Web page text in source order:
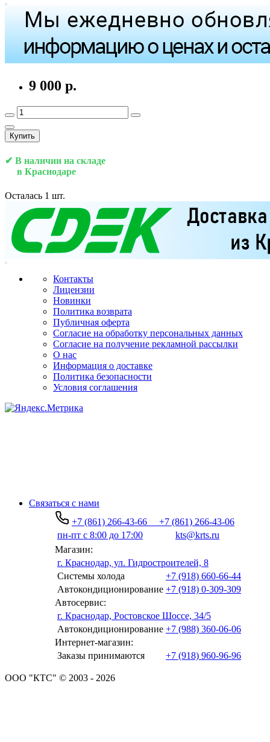
9 000 р.
Купить
✔ В наличии на складе
в Краснодаре
Осталась 1 шт.
Контакты
Лицензии
Новинки
Политика возврата
Публичная оферта
Согласие на обработку персональных данных
Согласие на получение рекламной рассылки
О нас
Информация о доставке
Политика безопасности
Условия соглашения
Связаться с нами
+7 (861) 266-43-66
+7 (861) 266-43-06
пн-пт с 8:00 до 17:00
kts@krts.ru
Магазин:
г. Краснодар, ул. Гидростроителей, 8
Системы холода
+7 (918) 660-66-44
Автокондиционирование +7 (918) 0-309-309
Автосервис:
г. Краснодар, Ростовское Шоссе, 34/5
Автокондиционирование +7 (988) 360-06-06
Интернет-магазин:
Заказы принимаются
+7 (918) 960-96-96
ООО "КТС" © 2003 - 2026